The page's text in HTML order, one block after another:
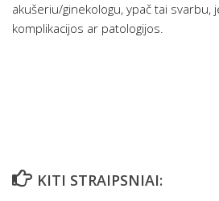
akušeriu/ginekologu, ypač tai svarbu,
komplikacijos ar patologijos.
KITI STRAIPSNIAI: